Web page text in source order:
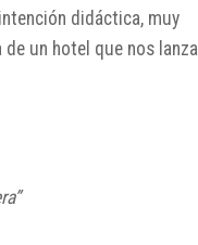
didáctica, muy
un hotel que nos